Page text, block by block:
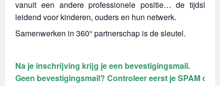
vanuit een andere professionele positie… de tijdslijn
leidend voor kinderen, ouders en hun netwerk.
Samenwerken in 360° partnerschap is de sleutel.
Na je inschrijving krijg je een bevestigingsmail.
Geen bevestigingsmail? Controleer eerst je SPAM of